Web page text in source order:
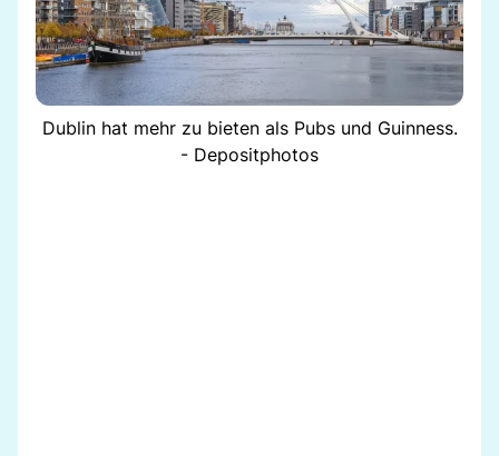
Dublin hat mehr zu bieten als Pubs und Guinness.
- Depositphotos